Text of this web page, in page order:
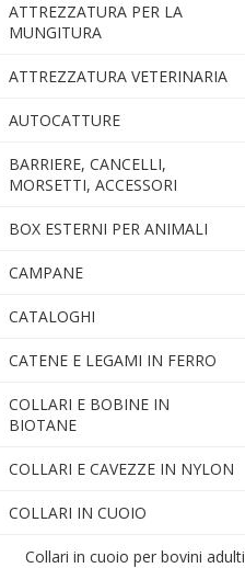
ATTREZZATURA PER LA
MUNGITURA
ATTREZZATURA VETERINARIA
AUTOCATTURE
BARRIERE, CANCELLI,
MORSETTI, ACCESSORI
BOX ESTERNI PER ANIMALI
CAMPANE
CATALOGHI
CATENE E LEGAMI IN FERRO
COLLARI E BOBINE IN
BIOTANE
COLLARI E CAVEZZE IN NYLON
COLLARI IN CUOIO
Collari in cuoio per bovini adulti